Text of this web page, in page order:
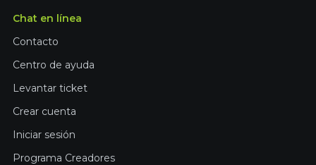
Chat en línea
Contacto
Centro de ayuda
Levantar ticket
Crear cuenta
Iniciar sesión
Programa Creadores